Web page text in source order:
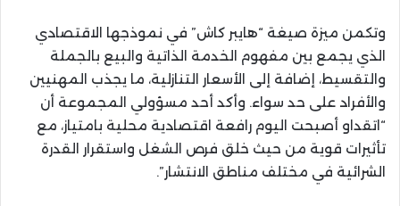
وتكمن ميزة صيغة “هايبر كاش” في نموذجها الاقتصادي
الذي يجمع بين مفهوم الخدمة الذاتية والبيع بالجملة
والتقسيط، إضافة إلى الأسعار التنازلية، ما يجذب المهنيين
والأفراد على حد سواء. وأكد أحد مسؤولي المجموعة أن
“اتقداو أصبحت اليوم رافعة اقتصادية محلية بامتياز، مع
تأثيرات قوية من حيث خلق فرص الشغل واستقرار القدرة
الشرائية في مختلف مناطق الانتشار”.